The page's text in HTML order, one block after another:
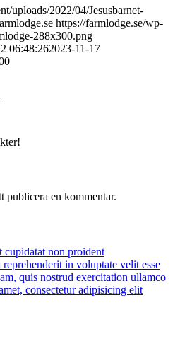
uploads/2022/04/Jesusbarnet-
https://farmlodge.se/wp-
288x300.png
06:48:262023-11-17
publicera en kommentar.
cupidatat non proident
in voluptate velit esse
quis nostrud exercitation ullamco
consectetur adipisicing elit